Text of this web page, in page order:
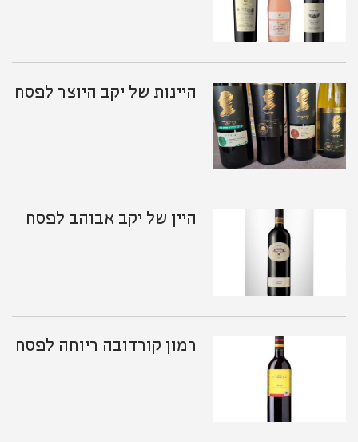
היינות של יקב היוצר לפסח
היין של יקב אבוהב לפסח
רמון קורדובה ריוחה לפסח